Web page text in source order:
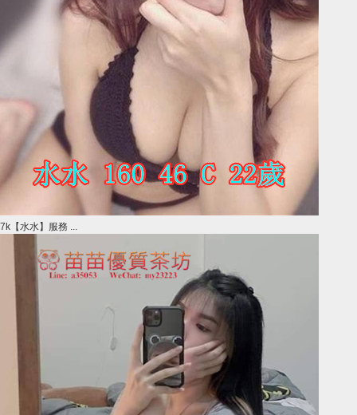
7k【水水】服務 ...